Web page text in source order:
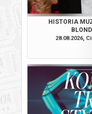
HISTORIA
28.08.2026,